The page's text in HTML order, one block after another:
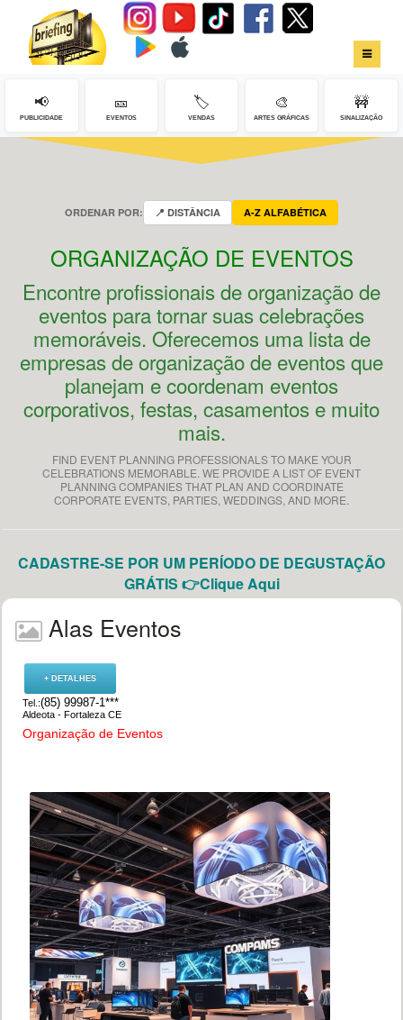
HOME
SERVIÇOS
📢
PUBLICIDADE
🎫
EVENTOS
🏷️
VENDAS
🎨
ARTES GRÁFICAS
🚧
SINALIZAÇÃO
ORDENAR POR: 📍 DISTÂNCIA A-Z ALFABÉTICA
ORGANIZAÇÃO DE EVENTOS
Encontre profissionais de organização de
eventos para tornar suas celebrações
memoráveis. Oferecemos uma lista de
empresas de organização de eventos que
planejam e coordenam eventos
corporativos, festas, casamentos e muito
mais.
FIND EVENT PLANNING PROFESSIONALS TO MAKE YOUR
CELEBRATIONS MEMORABLE. WE PROVIDE A LIST OF EVENT
PLANNING COMPANIES THAT PLAN AND COORDINATE
CORPORATE EVENTS, PARTIES, WEDDINGS, AND MORE.
CADASTRE-SE POR UM PERÍODO DE DEGUSTAÇÃO
GRÁTIS 👉Clique Aqui
Alas Eventos
+ DETALHES
Tel.:(85) 99987-1***
Aldeota - Fortaleza CE
Organização de Eventos